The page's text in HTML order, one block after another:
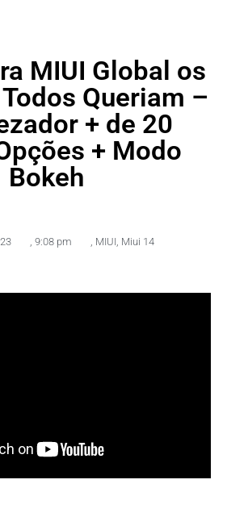
MIUI Global os
Queriam –
+ de 20
+ Modo
Bokeh
, 9:08 pm , MIUI, Miui 14